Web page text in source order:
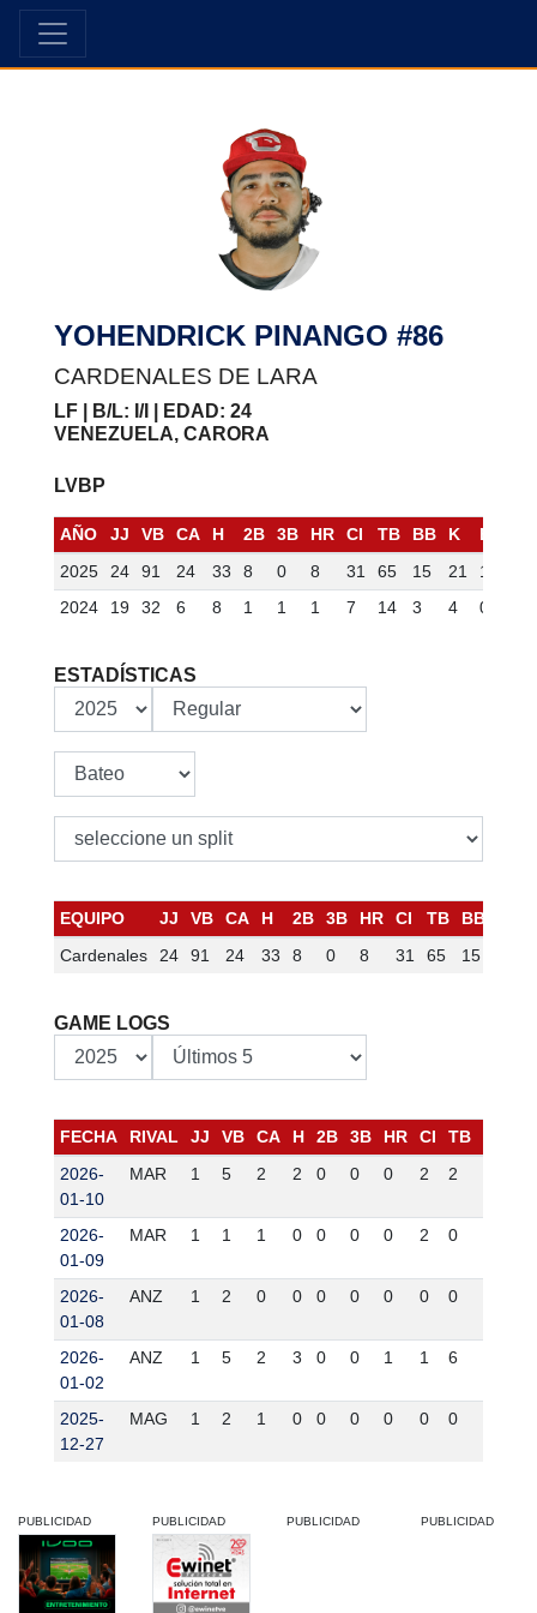
YOHENDRICK PINANGO #86
CARDENALES DE LARA
LF | B/L: I/I | EDAD: 24
VENEZUELA, CARORA
LVBP
AÑO JJ VB CA H 2B 3B HR CI TB BB K BR
2025
24 91 24 33 8 0 8 31 65 15 21 1
2024
19 32 6 8 1 1 1 7 14 3 4 0
ESTADÍSTICAS
EQUIPO JJ VB CA H 2B 3B HR CI TB BB
Cardenales
24 91 24 33 8 0 8 31 65 15
GAME LOGS
FECHA RIVAL JJ VB CA H 2B 3B HR CI TB
2026-
01-10
MAR 1 5 2 2 0 0 0 2 2
2026-
01-09
MAR 1 1 1 0 0 0 0 2 0
2026-
01-08
ANZ 1 2 0 0 0 0 0 0 0
2026-
01-02
ANZ 1 5 2 3 0 0 1 1 6
2025-
12-27
MAG 1 2 1 0 0 0 0 0 0
PUBLICIDAD PUBLICIDAD PUBLICIDAD PUBLICIDAD